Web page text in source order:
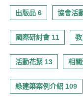
請人於十日內補正，屆
作品繳交方式 (一) 收
樓（社團法人台灣綠
起至5月31日（星期一
連絡資訊： 1. 聯絡
慈小姐 2. 連絡電
02-8667-6222 4. E-
五、詳細資訊請參照附
罩，現場將備有消毒
動利用無紙化報名系
杯、餐具。 4.本活動
至捷運新店線大坪林站
以實際簽到為準）
數認證。 3.行政院公
運新店線至大坪林站站
捷運新店線至大坪林站
室集合 。 地點：台北
路251號 報名日期與連
https://
場109/9/16（星期三）
期與連結：8/17起至9/6
https://
場109/9/17（星期四）
門口集合 。 地點：三
出版品 6 協會活
國際研討會 11
活動花絮 13 相
綠建築案例介紹 109